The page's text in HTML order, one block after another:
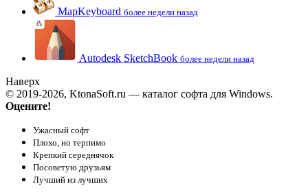
MapKeyboard более недели назад
Autodesk SketchBook более недели назад
Наверх
© 2019-2026, KtonaSoft.ru — каталог софта для Windows.
Оцените!
Ужасный софт
Плохо, но терпимо
Крепкий середнячок
Посоветую друзьям
Лучший из лучших